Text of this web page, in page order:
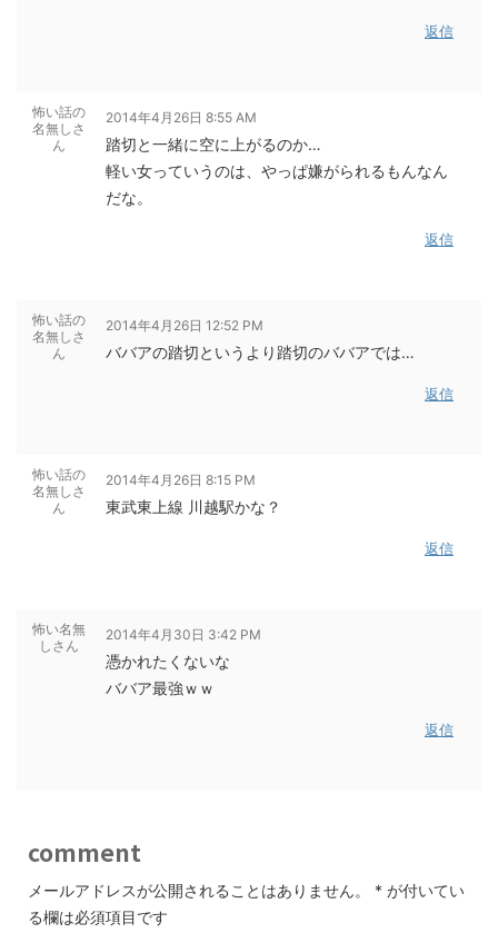
返信
怖い話の
名無しさ
ん
2014年4月26日 8:55 AM
踏切と一緒に空に上がるのか…
軽い女っていうのは、やっぱ嫌がられるもんなん
だな。
返信
怖い話の
名無しさ
ん
2014年4月26日 12:52 PM
ババアの踏切というより踏切のババアでは…
返信
怖い話の
名無しさ
ん
2014年4月26日 8:15 PM
東武東上線 川越駅かな？
返信
怖い名無
しさん
2014年4月30日 3:42 PM
憑かれたくないな
ババア最強ｗｗ
返信
comment
メールアドレスが公開されることはありません。 * が付いてい
る欄は必須項目です